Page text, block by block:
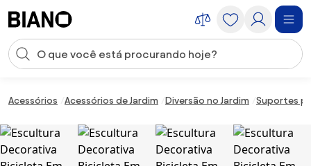
Entrada de pesquisa
Acessórios Acessórios de Jardim Diversão no Jardim Suportes